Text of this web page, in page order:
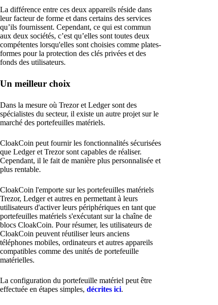
La différence entre ces deux appareils réside dans
leur facteur de forme et dans certains des services
qu’ils fournissent. Cependant, ce qui est commun
aux deux sociétés, c’est qu’elles sont toutes deux
compétentes lorsqu'elles sont choisies comme plates-
formes pour la protection des clés privées et des
fonds des utilisateurs.
Un meilleur choix
Dans la mesure où Trezor et Ledger sont des
spécialistes du secteur, il existe un autre projet sur le
marché des portefeuilles matériels.
CloakCoin peut fournir les fonctionnalités sécurisées
que Ledger et Trezor sont capables de réaliser.
Cependant, il le fait de manière plus personnalisée et
plus rentable.
CloakCoin l'emporte sur les portefeuilles matériels
Trezor, Ledger et autres en permettant à leurs
utilisateurs d'activer leurs périphériques en tant que
portefeuilles matériels s'exécutant sur la chaîne de
blocs CloakCoin. Pour résumer, les utilisateurs de
CloakCoin peuvent réutiliser leurs anciens
téléphones mobiles, ordinateurs et autres appareils
compatibles comme des unités de portefeuille
matérielles.
La configuration du portefeuille matériel peut être
effectuée en étapes simples, décrites ici.